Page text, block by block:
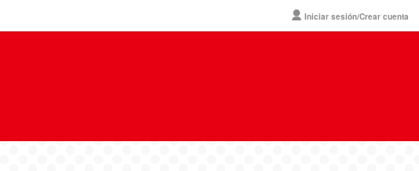
Iniciar sesión/Crear cuenta